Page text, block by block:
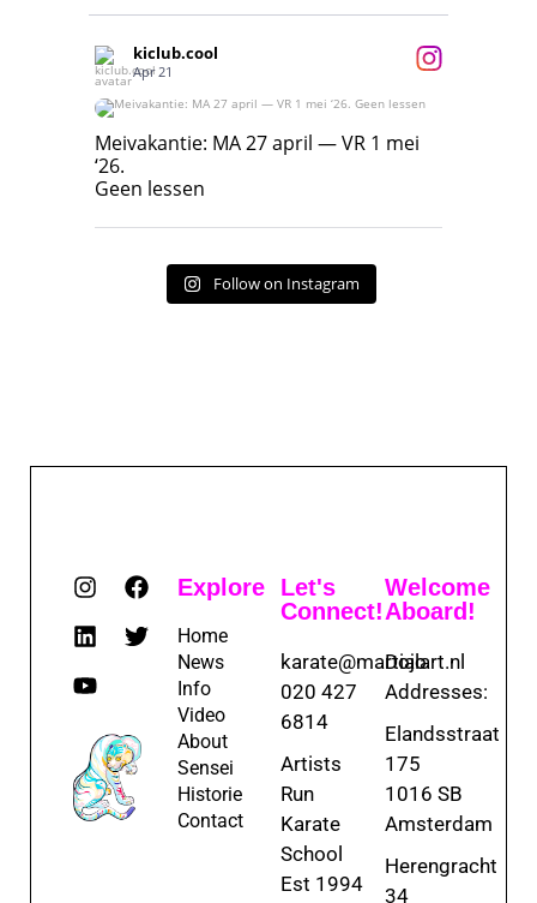
kiclub.cool
Apr 21
Meivakantie: MA 27 april — VR 1 mei ‘26.
Geen lessen
Meivakantie: MA 27 april — VR 1 mei
‘26.
Geen lessen
Follow on Instagram
Explore
Home
News
Info
Video
About
Sensei
Historie
Contact
Let's
Connect!
karate@martialart.nl
020 427
6814
Artists
Run
Karate
School
Est 1994
Welcome
Aboard!
Dojo
Addresses:
Elandsstraat
175
1016 SB
Amsterdam
Herengracht
34